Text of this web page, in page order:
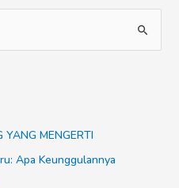
YANG MENGERTI
Apa Keunggulannya